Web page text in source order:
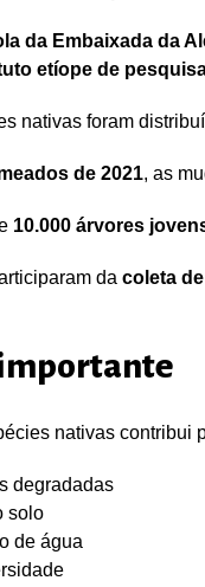
da Embaixada da
etíope de
nativas foram
de 2021, as
10.000 árvores
da coleta
importante
nativas contribui
degradadas
solo
de água